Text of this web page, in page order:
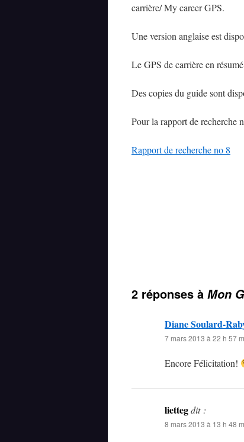
carrière/ My career GPS.
Une version anglaise est
Le GPS de carrière en
Des copies du guide sont
Pour la rapport de recherche
Rapport de recherche no 8
2 réponses à Mon
Diane Soulard-
7 mars 2013 à 22 h 57
Encore Félicitation!
liettegdit :
8 mars 2013 à 13 h 48